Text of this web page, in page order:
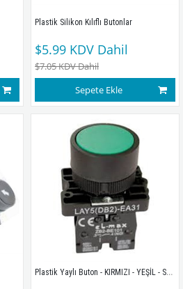
Plastik Silikon Kılıflı Butonlar
$5.99 KDV Dahil
$7.05KDV Dahil
Sepete Ekle
Plastik Yaylı Buton - KIRMIZI - YEŞİL - START - STOP